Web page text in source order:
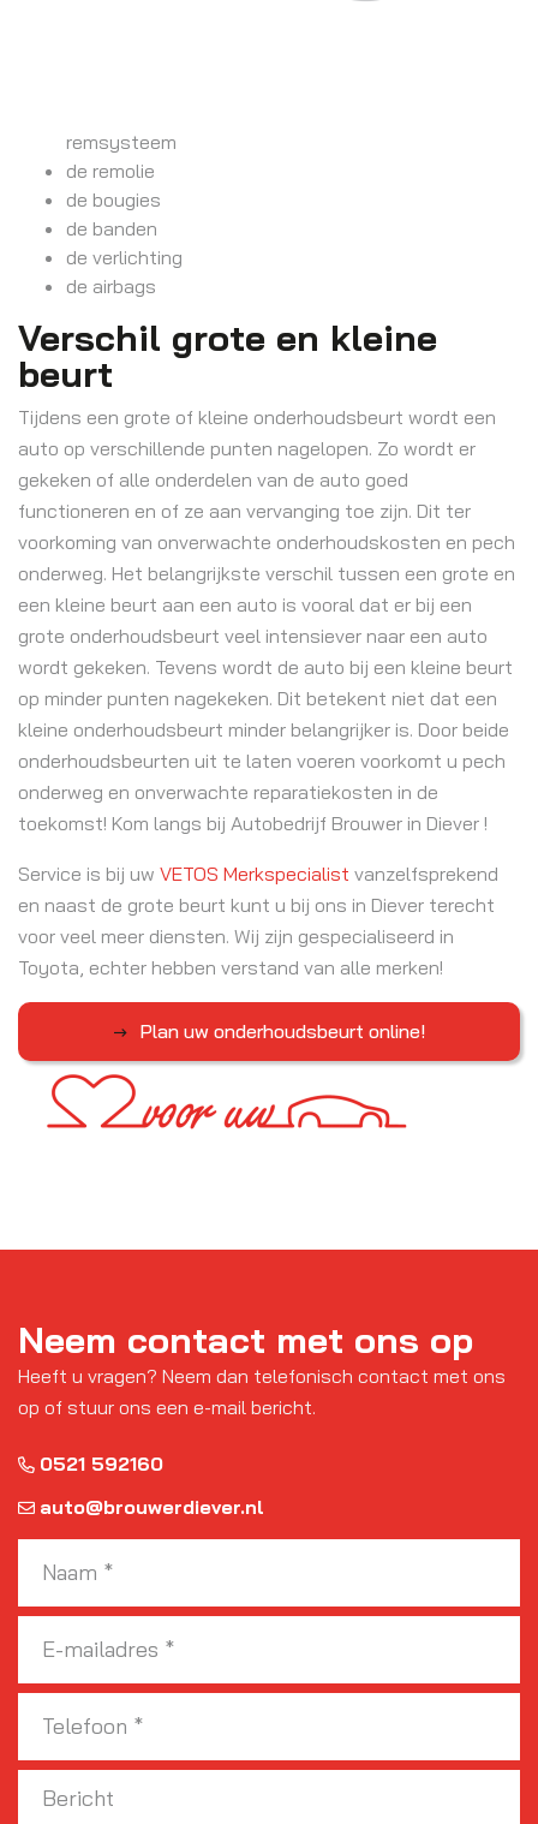
remsysteem
de remolie
de bougies
de banden
de verlichting
de airbags
Verschil grote en kleine
beurt
Tijdens een grote of kleine onderhoudsbeurt wordt een
auto op verschillende punten nagelopen. Zo wordt er
gekeken of alle onderdelen van de auto goed
functioneren en of ze aan vervanging toe zijn. Dit ter
voorkoming van onverwachte onderhoudskosten en pech
onderweg. Het belangrijkste verschil tussen een grote en
een kleine beurt aan een auto is vooral dat er bij een
grote onderhoudsbeurt veel intensiever naar een auto
wordt gekeken. Tevens wordt de auto bij een kleine beurt
op minder punten nagekeken. Dit betekent niet dat een
kleine onderhoudsbeurt minder belangrijker is. Door beide
onderhoudsbeurten uit te laten voeren voorkomt u pech
onderweg en onverwachte reparatiekosten in de
toekomst! Kom langs bij Autobedrijf Brouwer in Diever !
Service is bij uw VETOS Merkspecialist vanzelfsprekend
en naast de grote beurt kunt u bij ons in Diever terecht
voor veel meer diensten. Wij zijn gespecialiseerd in
Toyota, echter hebben verstand van alle merken!
Plan uw onderhoudsbeurt online!
Neem contact met ons op
Heeft u vragen? Neem dan telefonisch contact met ons
op of stuur ons een e-mail bericht.
0521 592160
auto@brouwerdiever.nl